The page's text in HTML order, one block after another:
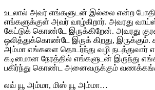
உடலால் அவர் எங்களுடன் இல்லை என்ற
எங்களுக்குள் அவர் வாழ்கிறார். அவரது
கேட்டுக் கொண்டே இருக்கிறேன். அவரது
ஒலித்துக்கொண்டே இருக் கிறது, இருக்கும்.
அம்மா எங்களை தொடர்ந்து வழி நடத்துவார்
கடினமான நேரத்தில் எங்களுடன் இருந்து
பகிர்ந்து கொண்ட அனைவருக்கும்
லவ் யூ அம்மா, மிஸ் யூ அம்மா…